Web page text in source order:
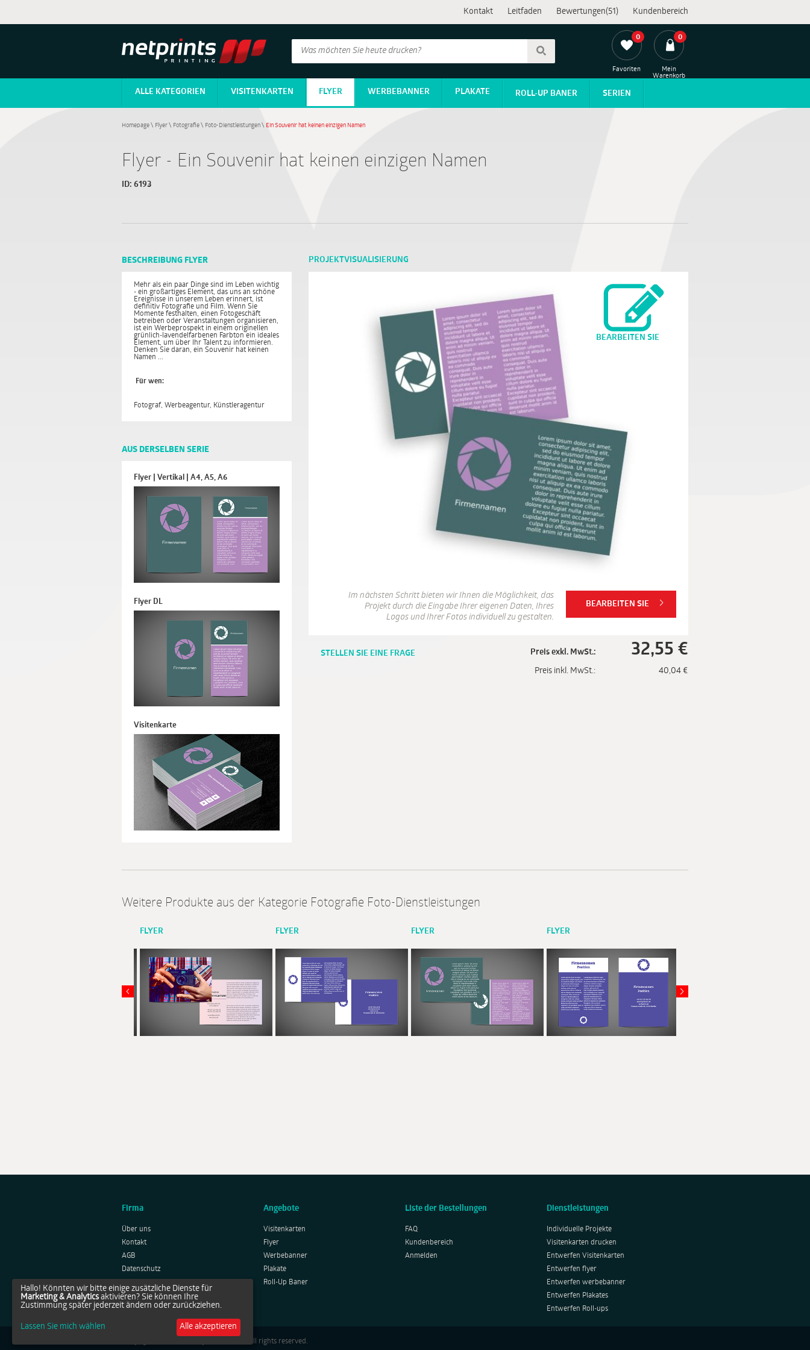
Kontakt Leitfaden Bewertungen(51) Kundenbereich
0
Favoriten
0
Mein
Warenkorb
ALLE KATEGORIEN VISITENKARTEN FLYER WERBEBANNER PLAKATE ROLL-UP BANER SERIEN
Homepage\ Flyer\ Fotografie\ Foto-Dienstleistungen\ Ein Souvenir hat keinen einzigen Namen
Flyer - Ein Souvenir hat keinen einzigen Namen
ID: 6193
PROJEKTVISUALISIERUNG
BEARBEITEN SIE
BEARBEITEN SIE
Im nächsten Schritt bieten wir Ihnen die Möglichkeit, das
Projekt durch die Eingabe Ihrer eigenen Daten, Ihres
Logos und Ihrer Fotos individuell zu gestalten.
STELLEN SIE EINE FRAGE Preis exkl. MwSt.: 32,55 €
Preis inkl. MwSt.: 40,04 €
BESCHREIBUNG FLYER
Mehr als ein paar Dinge sind im Leben wichtig
- ein großartiges Element, das uns an schöne
Ereignisse in unserem Leben erinnert, ist
definitiv Fotografie und Film. Wenn Sie
Momente festhalten, einen Fotogeschäft
betreiben oder Veranstaltungen organisieren,
ist ein Werbeprospekt in einem originellen
grünlich-lavendelfarbenen Farbton ein ideales
Element, um über Ihr Talent zu informieren.
Denken Sie daran, ein Souvenir hat keinen
Namen ...
Für wen:
Fotograf, Werbeagentur, Künstleragentur
AUS DERSELBEN SERIE
Flyer | Vertikal | A4, A5, A6
Flyer DL
Visitenkarte
Weitere Produkte aus der Kategorie Fotografie Foto-Dienstleistungen
FLYER FLYER FLYER FLYER
Firma
Über uns
Kontakt
AGB
Datenschutz
Widerrufsbelehrung
Angebote
Visitenkarten
Flyer
Werbebanner
Plakate
Roll-Up Baner
Liste der Bestellungen
FAQ
Kundenbereich
Anmelden
Dienstleistungen
Individuelle Projekte
Visitenkarten drucken
Entwerfen Visitenkarten
Entwerfen flyer
Entwerfen werbebanner
Entwerfen Plakates
Entwerfen Roll-ups
Copyright © 2014-2026 by Netprints.de All rights reserved.
Hallo! Könnten wir bitte einige zusätzliche Dienste für
Marketing & Analytics aktivieren? Sie können Ihre
Zustimmung später jederzeit ändern oder zurückziehen.
Lassen Sie mich wählen Alle akzeptieren